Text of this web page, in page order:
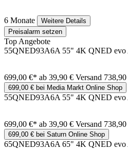
6 Monate
Weitere Details
Preisalarm setzen
Top Angebote
55QNED93A6A 55" 4K QNED evo
699,00 €* ab 39,90 € Versand
699,00 € bei Media Markt Online Shop
55QNED93A6A 55" 4K QNED evo
699,00 €* ab 39,90 € Versand
699,00 € bei Saturn Online Shop
65QNED93A6A 65" 4K QNED evo